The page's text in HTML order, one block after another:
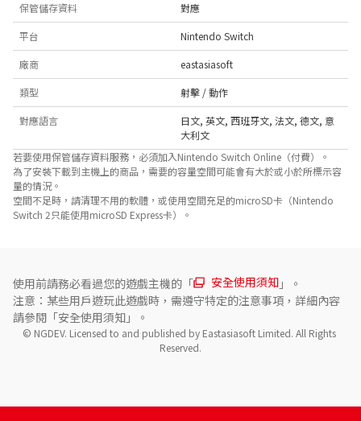
保管儲存資料 對應
平台 Nintendo Switch
廠商 eastasiasoft
類型 射擊 / 動作
對應語言 日文, 英文, 西班牙文, 法文, 德文, 意
大利文
若要使用保管儲存資料服務，必須加入Nintendo Switch Online（付費）。
為了安裝下載到主機上的商品，需要的容量空間可能會有大於或小於所標示容
量的情況。
空間不足時，請清理不用的軟體，或使用空間充足的microSD卡（Nintendo
Switch 2只能使用microSD Express卡）。
使用前請務必看過您的遊戲主機的「 安全使用須知 」。
注意：某些用戶遊玩此遊戲時，需遵守特定的注意事項，詳細內容
請參閱「安全使用須知」。
© NGDEV. Licensed to and published by Eastasiasoft Limited. All Rights